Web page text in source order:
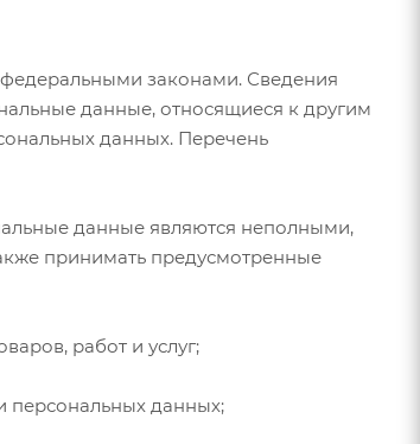
законами. Сведения
данные, относящиеся к другим
данных. Перечень
данные являются неполными,
принимать предусмотренные
работ и услуг;
персональных данных;